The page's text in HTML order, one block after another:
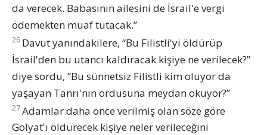
da verecek. Babasının ailesini de İsrail'e vergi
ödemekten muaf tutacak.”
26 Davut yanındakilere, “Bu Filistli'yi öldürüp
İsrail'den bu utancı kaldıracak kişiye ne verilecek?”
diye sordu, “Bu sünnetsiz Filistli kim oluyor da
yaşayan Tanrı'nın ordusuna meydan okuyor?”
27Adamlar daha önce verilmiş olan söze göre
Golyat'ı öldürecek kişiye neler verileceğini